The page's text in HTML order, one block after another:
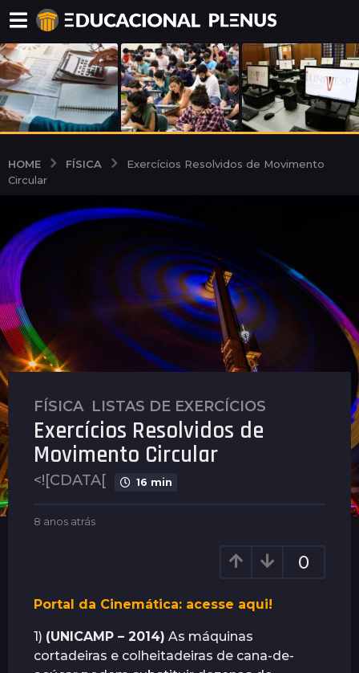
HOME FÍSICA
Exercícios Resolvidos de Movimento
Circular
8
a
n
o
s
t
4
n
o
FÍSICA ,LISTAS DE EXERCÍCIOS
Exercícios Resolvidos de
Movimento Circular
<![CDATA[ 16 min
b
m
a
r
ã
e
8 anos atrás
á
s
0
Portal da Cinemática: acesse aqui!
1) (UNICAMP – 2014) As máquinas
cortadeiras e colheitadeiras de cana-de-